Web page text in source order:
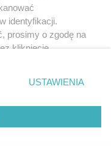
identyfikacji.
prosimy o zgodę na
kliknięcie
prywatności
strony
zgody
się takiemu
zastosowanie tylko
USTAWIENIA